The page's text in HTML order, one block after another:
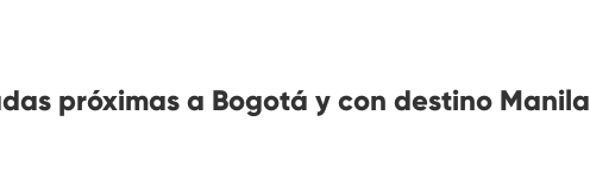
próximas a Bogotá y con destino Manila